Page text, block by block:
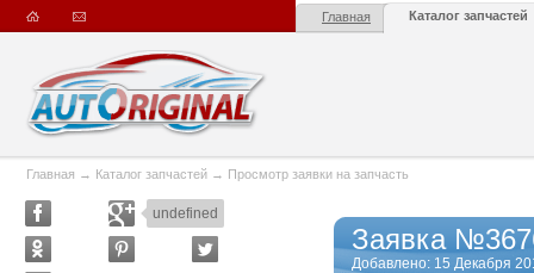
Главная Каталог запчастей
Главная → Каталог запчастей → Просмотр заявки на запчасть
undefined
Заявка
Добавлено: 15 Декабря